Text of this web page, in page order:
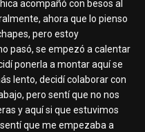
acompañó con besos al
ahora que lo pienso
pero estoy
pasó, se empezó a calentar
ponerla a montar aquí se
lento, decidí colaborar con
pero sentí que no nos
y aquí si que estuvimos
que me empezaba a